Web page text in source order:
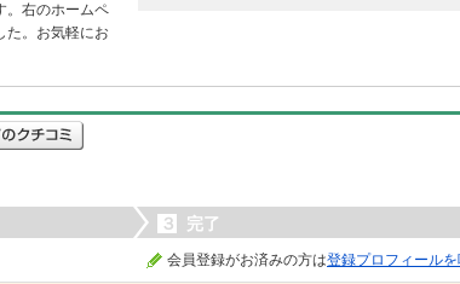
。右のホームペ
た。お気軽にお
３ 完了
会員登録がお済みの方は登録プロフィールを